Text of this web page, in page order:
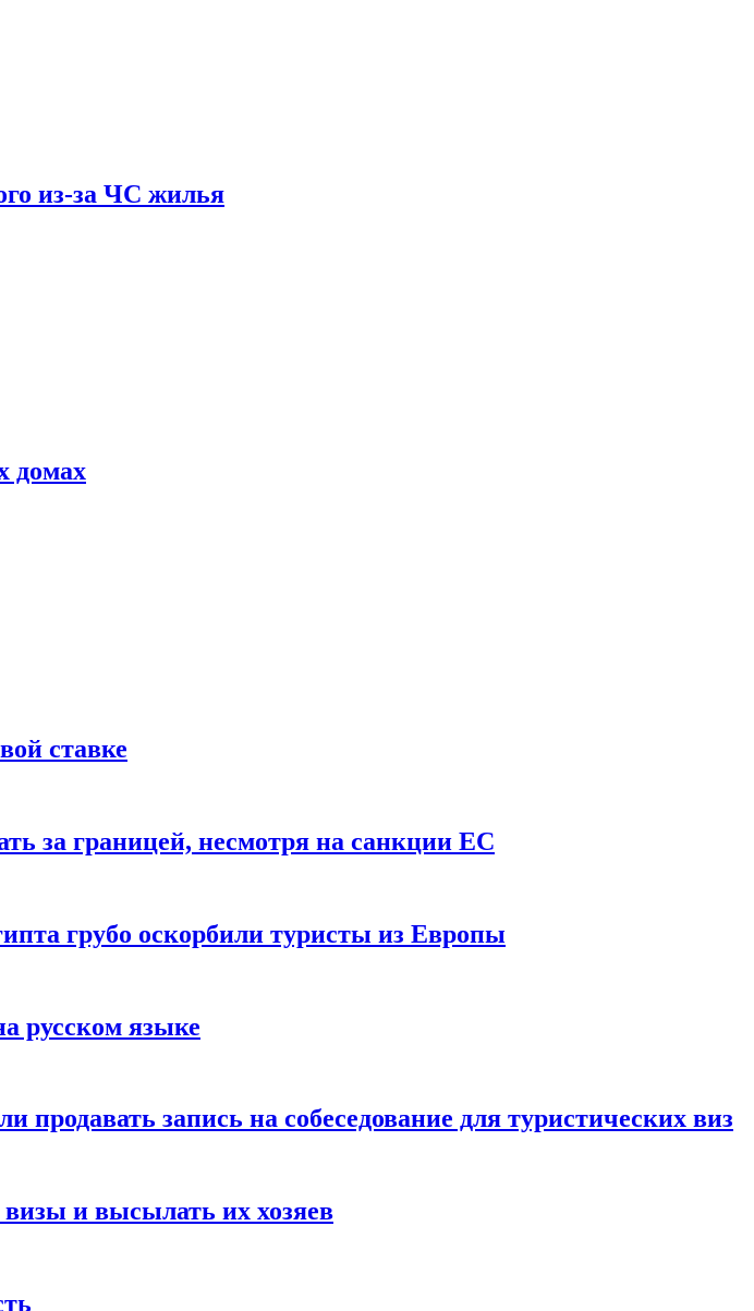
из-за ЧС жилья
домах
ставке
за границей, несмотря на санкции ЕС
грубо оскорбили туристы из Европы
русском языке
запись на собеседование для туристических виз
визы и высылать их хозяев